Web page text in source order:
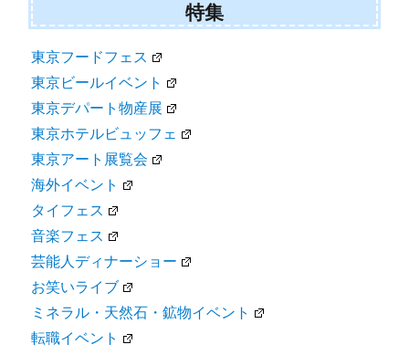
特集
東京フードフェス
東京ビールイベント
東京デパート物産展
東京ホテルビュッフェ
東京アート展覧会
海外イベント
タイフェス
音楽フェス
芸能人ディナーショー
お笑いライブ
ミネラル・天然石・鉱物イベント
転職イベント